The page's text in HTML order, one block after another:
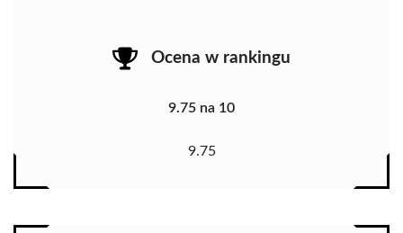
Ocena w rankingu
9.75 na 10
9.75